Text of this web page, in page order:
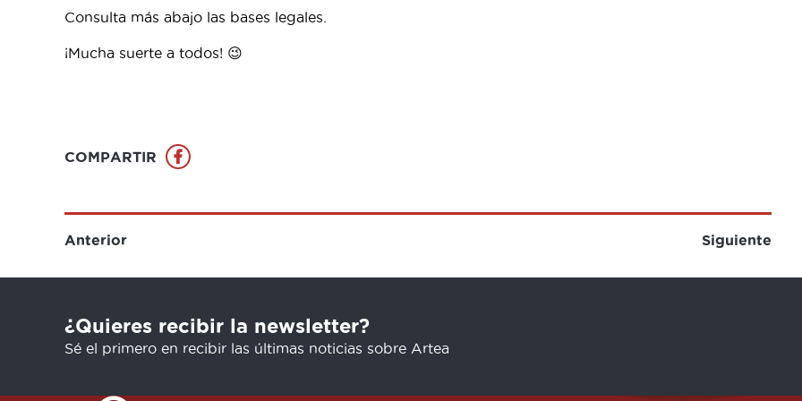
Consulta más abajo las bases legales.
¡Mucha suerte a todos! 😉
COMPARTIR
Anterior Siguiente
¿Quieres recibir la newsletter?
Sé el primero en recibir las últimas noticias sobre Artea